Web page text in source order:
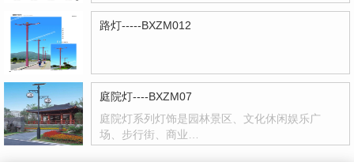
路灯-----BXZM012
庭院灯----BXZM07
庭院灯系列灯饰是园林景区、文化休闲娱乐广
场、步行街、商业…